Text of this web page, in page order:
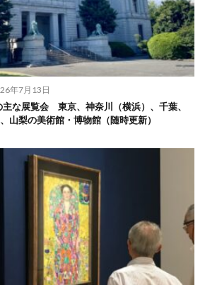
年7月13日
な展覧会 東京、神奈川（横浜）、千葉、
山梨の美術館・博物館（随時更新）